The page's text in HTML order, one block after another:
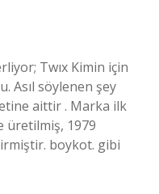
Twıx Kimin için
Asıl söylenen şey
aittir . Marka ilk
üretilmiş, 1979
boykot. gibi